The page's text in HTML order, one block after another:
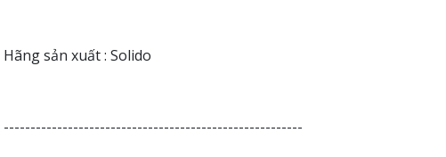
Hãng sản xuất : Solido
--------------------------------------------------------